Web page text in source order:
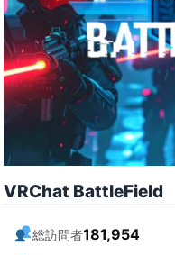
VRChat BattleField
総訪問者181,954